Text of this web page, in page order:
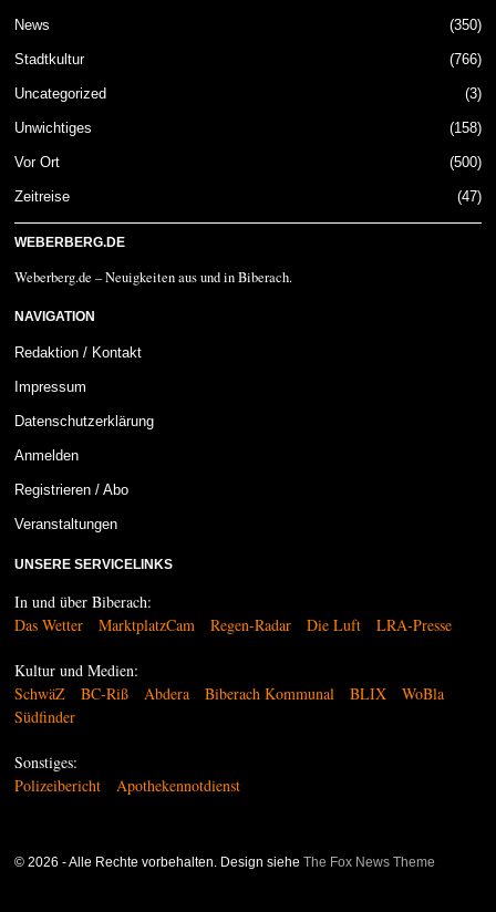
News 350
Stadtkultur 766
Uncategorized 3
Unwichtiges 158
Vor Ort 500
Zeitreise 47
WEBERBERG.DE
Weberberg.de – Neuigkeiten aus und in Biberach.
NAVIGATION
Redaktion / Kontakt
Impressum
Datenschutzerklärung
Anmelden
Registrieren / Abo
Veranstaltungen
UNSERE SERVICELINKS
In und über Biberach:
Das Wetter
MarktplatzCam Regen-Radar Die Luft LRA-Presse
Kultur und Medien:
SchwäZ
BC-Riß Abdera Biberach Kommunal BLIX
WoBla
Südfinder
Sonstiges:
Polizeibericht
Apothekennotdienst
©2026 - Alle Rechte vorbehalten. Design sieheThe Fox News Theme